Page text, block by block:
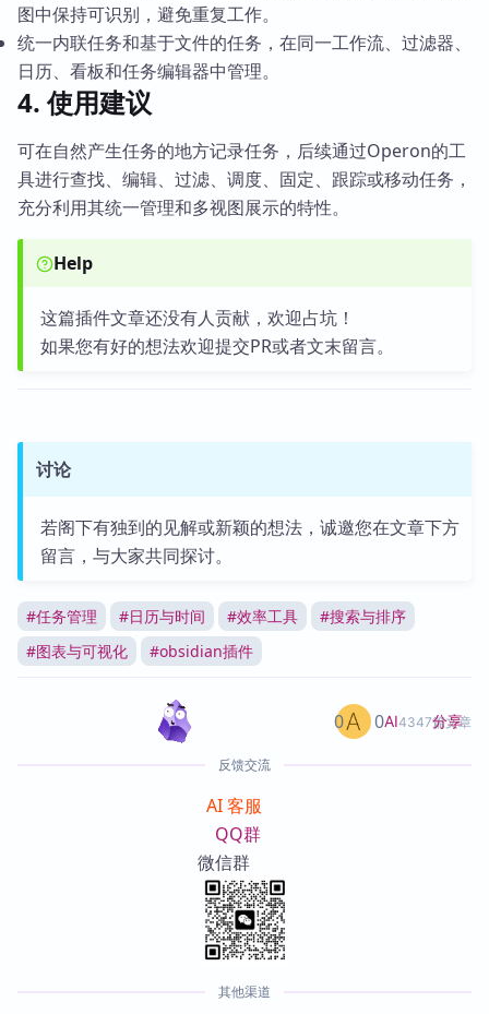
图中保持可识别，避免重复工作。
统一内联任务和基于文件的任务，在同一工作流、过滤器、
日历、看板和任务编辑器中管理。
4. 使用建议
可在自然产生任务的地方记录任务，后续通过Operon的工
具进行查找、编辑、过滤、调度、固定、跟踪或移动任务，
充分利用其统一管理和多视图展示的特性。
Help
这篇插件文章还没有人贡献，欢迎占坑！
如果您有好的想法欢迎提交PR或者文末留言。
讨论
若阁下有独到的见解或新颖的想法，诚邀您在文章下方
留言，与大家共同探讨。
#任务管理 #日历与时间 #效率工具 #搜索与排序
#图表与可视化 #obsidian插件
AI4347篇文章
0 0 分享
反馈交流
AI 客服
QQ群
微信群
其他渠道